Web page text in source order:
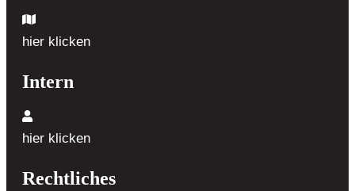
hier klicken
Intern
hier klicken
Rechtliches